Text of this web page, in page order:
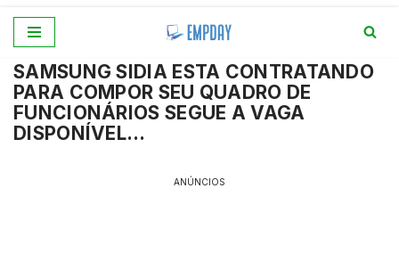
para
o
conteúdo
SAMSUNG SIDIA ESTA CONTRATANDO
PARA COMPOR SEU QUADRO DE
FUNCIONÁRIOS SEGUE A VAGA
DISPONÍVEL…
ANÚNCIOS